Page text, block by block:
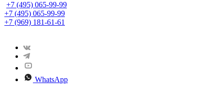
+7 (495) 065-99-99
+7 (495) 065-99-99
+7 (969) 181-61-61
WhatsApp